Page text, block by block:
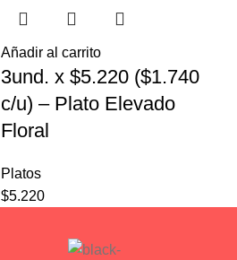
Añadir al carrito
3und. x $5.220 ($1.740
c/u) – Plato Elevado
Floral
Platos
$5.220